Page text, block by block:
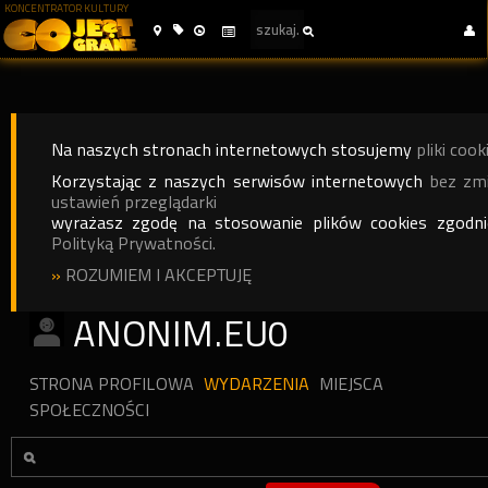
KONCENTRATOR KULTURY
Na naszych stronach internetowych stosujemy pliki
Korzystając z naszych serwisów internetowych bez
ustawień przeglądarki
wyrażasz zgodę na stosowanie plików cookies
Polityką Prywatności.
» ROZUMIEM I AKCEPTUJĘ
ANONIM.EU0
STRONA PROFILOWA WYDARZENIA MIEJSCA
SPOŁECZNOŚCI